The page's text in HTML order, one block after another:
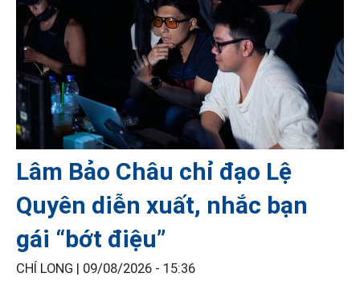
Lâm Bảo Châu chỉ đạo Lệ
Quyên diễn xuất, nhắc bạn
gái “bớt điệu”
CHÍ LONG | 09/08/2026 - 15:36